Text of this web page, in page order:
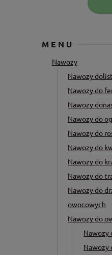
MENU
Nawozy
Nawozy
Nawozy do
Nawozy
Nawozy do
Nawozy do
Nawozy do
Nawozy do
Nawozy do
Nawozy do
owocowych
Nawozy do
Nawozy
Nawozy